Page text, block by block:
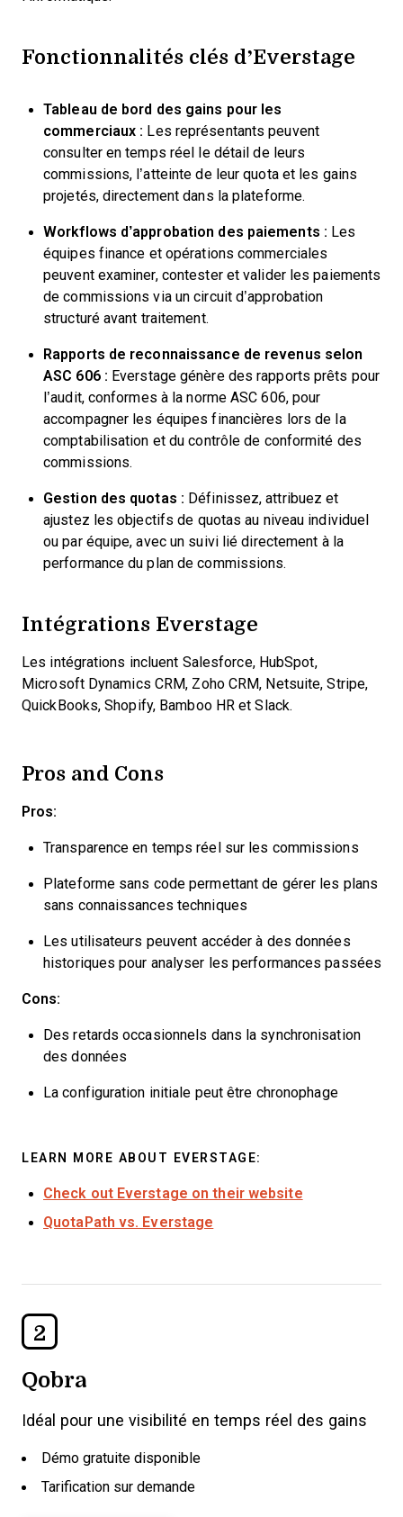
Fonctionnalités clés d’Everstage
Tableau de bord des gains pour les
commerciaux : Les représentants peuvent
consulter en temps réel le détail de leurs
commissions, l’atteinte de leur quota et les gains
projetés, directement dans la plateforme.
Workflows d’approbation des paiements : Les
équipes finance et opérations commerciales
peuvent examiner, contester et valider les paiements
de commissions via un circuit d’approbation
structuré avant traitement.
Rapports de reconnaissance de revenus selon
ASC 606 : Everstage génère des rapports prêts pour
l’audit, conformes à la norme ASC 606, pour
accompagner les équipes financières lors de la
comptabilisation et du contrôle de conformité des
commissions.
Gestion des quotas : Définissez, attribuez et
ajustez les objectifs de quotas au niveau individuel
ou par équipe, avec un suivi lié directement à la
performance du plan de commissions.
Intégrations Everstage
Les intégrations incluent Salesforce, HubSpot,
Microsoft Dynamics CRM, Zoho CRM, Netsuite, Stripe,
QuickBooks, Shopify, Bamboo HR et Slack.
Pros and Cons
Pros:
Transparence en temps réel sur les commissions
Plateforme sans code permettant de gérer les plans
sans connaissances techniques
Les utilisateurs peuvent accéder à des données
historiques pour analyser les performances passées
Cons:
Des retards occasionnels dans la synchronisation
des données
La configuration initiale peut être chronophage
LEARN MORE ABOUT EVERSTAGE:
Check out Everstage on their website
QuotaPath vs. Everstage
2
Qobra
Idéal pour une visibilité en temps réel des gains
Démo gratuite disponible
Tarification sur demande